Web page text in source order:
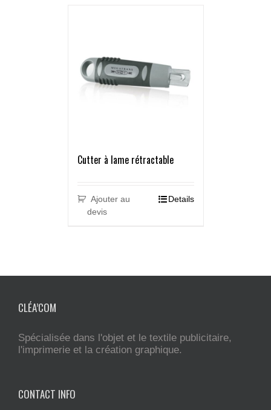
Cutter à lame rétractable
Ajouter au
devis
Details
CLÉA’COM
Spécialisée dans l'objet et le textile publicitaire,
l'imprimerie et la création graphique.
CONTACT INFO